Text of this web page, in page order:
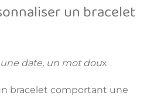
un bracelet
date, un mot doux
bracelet comportant une